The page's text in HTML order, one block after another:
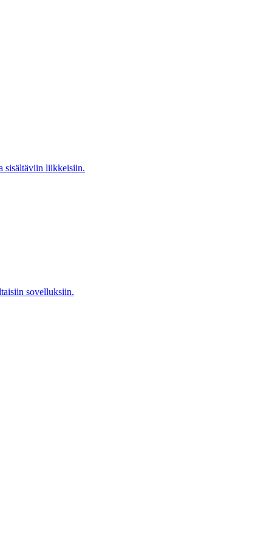
sisältäviin liikkeisiin.
sovelluksiin.